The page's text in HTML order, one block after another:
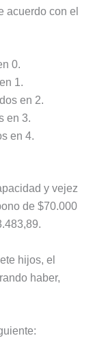
acuerdo con el
0.
1.
en 2.
en 3.
en 4.
y vejez
de $70.000
hijos, el
haber,